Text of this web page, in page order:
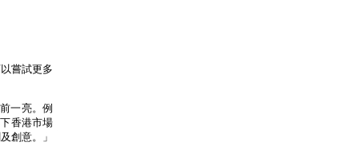
嘗試更多
一亮。例
香港市場
創意。」